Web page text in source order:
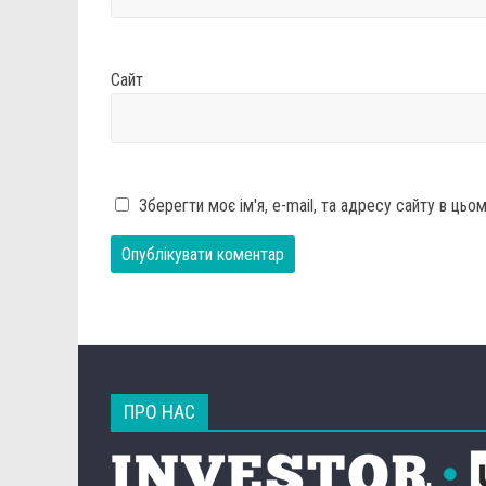
Сайт
Зберегти моє ім'я, e-mail, та адресу сайту в
ПРО НАС